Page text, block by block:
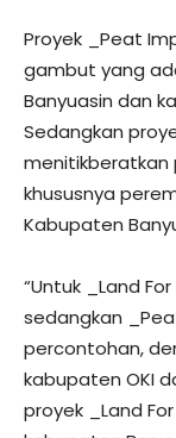
Proyek _Peat
gambut yang
Banyuasin dan
Sedangkan
khususnya
Kabupaten
“Untuk _Land
sedangkan
percontohan,
kabupaten OKI
proyek _Land